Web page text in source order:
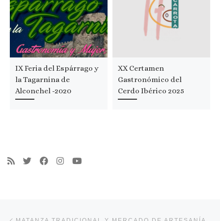
IX Feria del Espárrago y
la Tagarnina de
Alconchel -2020
XX Certamen
Gastronómico del
Cerdo Ibérico 2025